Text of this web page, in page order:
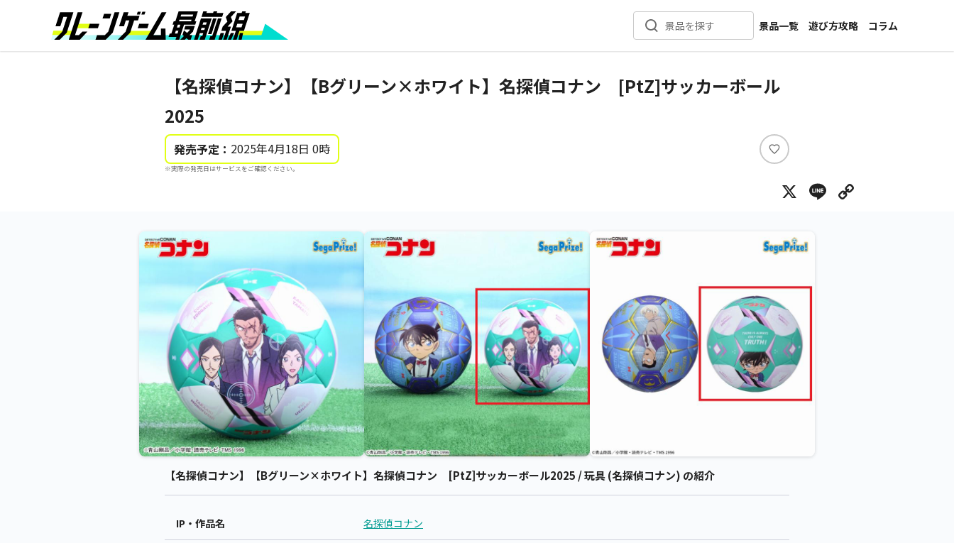
景品を探す
景品一覧
新着景品
カテゴリ一覧
遊び方攻略
コラム
インタビュー
【名探偵コナン】【Bグリーン×ホワイト】名探偵コナン [PtZ]サッカーボール
2025
発売予定： 2025年4月18日 0時
※実際の発売日はサービスをご確認ください。
い
ね
X Line
【名探偵コナン】【Bグリーン×ホワイト】名探偵コナン [PtZ]サッカーボール2025 / 玩具 (名探偵コナン) の紹介
IP・作品名 名探偵コナン